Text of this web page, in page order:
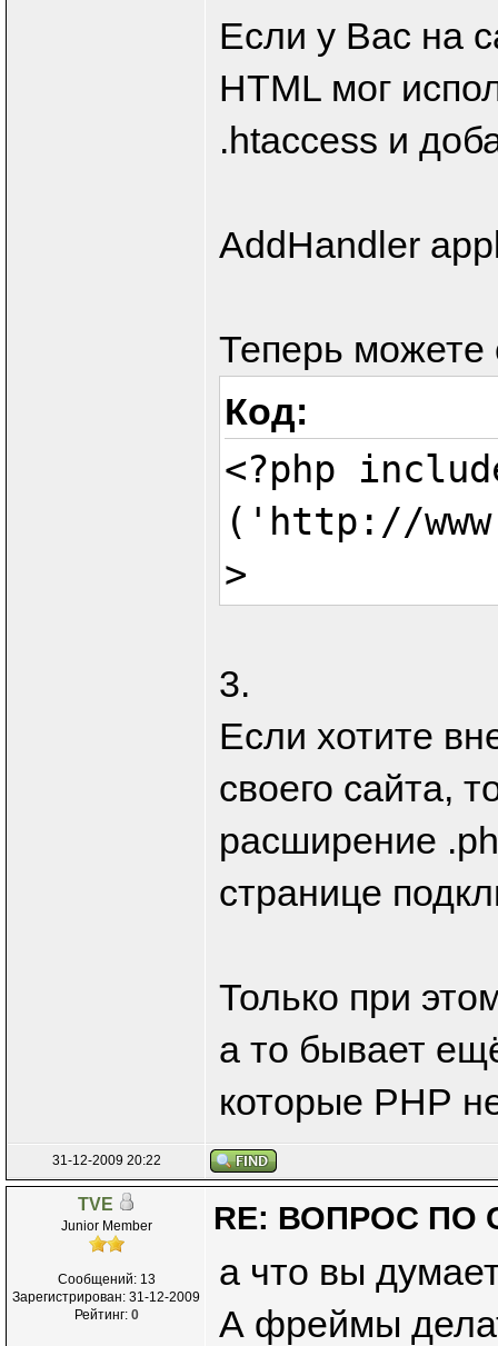
Если у Вас на
HTML мог
.htaccess и
AddHandler
Теперь можете
Код:
<?php
('http://
>
3.
Если хотите
своего сайта,
расширение
странице
Только при
а то бывает
которые РНР
31-12-2009 20:22
TVE
Junior Member
Сообщений: 13
Зарегистрирован: 31-12-2009
Рейтинг: 0
RE: ВОПРОС ПО
а что вы
А фреймы